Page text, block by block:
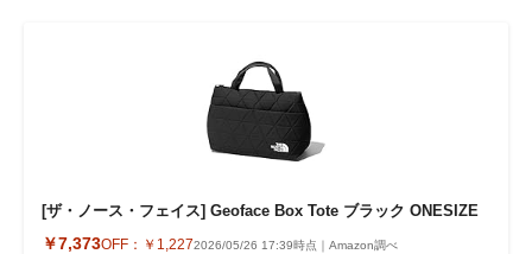
[ザ・ノース・フェイス] Geoface Box Tote ブラック ONESIZE
￥7,373OFF： ￥1,2272026/05/26 17:39時点｜Amazon調べ